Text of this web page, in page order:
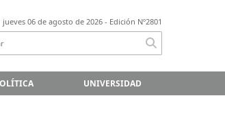
jueves 06 de agosto de 2026 - Edición Nº2801
UNIVERSIDAD